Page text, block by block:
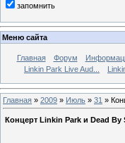
запомнить
Меню сайта
Главная Форум
Linkin Park Live Aud...
Главная » 2009 » Июль » 31 »
Концерт Linkin Park и Dead By